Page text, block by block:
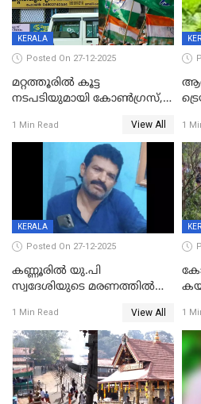
KERALA
Posted On 27-12-2025
മറ്റത്തൂരിൽ കൂട്ട
നടപടിയുമായി കോണ്‍ഗ്രസ്,
എട്ട് പേര്‍ ഉള്‍പ്പെടെ
പത്തുപേരെ പുറത്താക്കി,
ചൊവ്വന്നൂരിലും നടപടി
1 Min Read View All 1
KERALA
Posted On 27-12-2025
കണ്ണൂരിൽ യു.പി
സ്വദേശിയുടെ മരണത്തിൽ
കേസ്; തർക്കമുണ്ടായത്
ഫേഷ്യലിന് 300 രൂപ
ആവശ്യപ്പെട്ടതിനെച്ചൊല്ലി
1 Min Read View All 1